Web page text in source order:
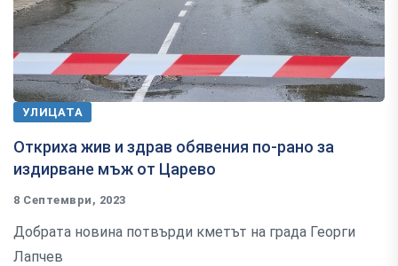
УЛИЦАТА
Откриха жив и здрав обявения по-рано за
издирване мъж от Царево
8 Септември, 2023
Добрата новина потвърди кметът на града Георги
Лапчев